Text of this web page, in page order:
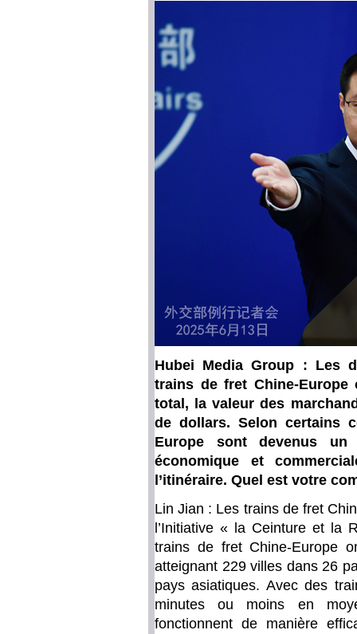
Hubei Media Group : Les
trains de fret Chine-
total, la valeur des
de dollars. Selon certains
Europe sont devenus
économique et
l’itinéraire. Quel est votre
Lin Jian : Les trains de fret
l’Initiative « la Ceinture et la
trains de fret Chine-Europe
atteignant 229 villes dans 26
pays asiatiques. Avec des
minutes ou moins en
fonctionnent de manière